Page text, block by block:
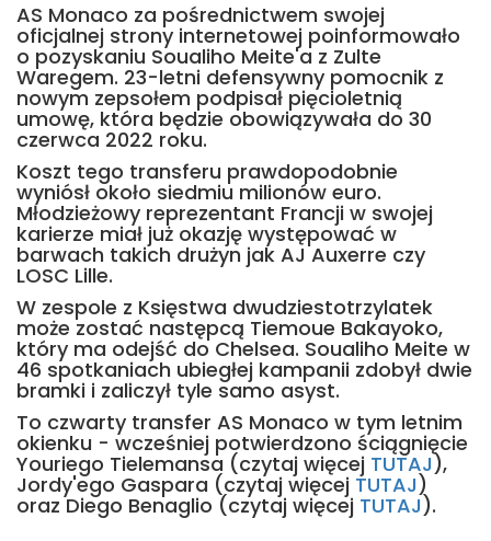
AS Monaco za pośrednictwem swojej
oficjalnej strony internetowej poinformowało
o pozyskaniu Soualiho Meite'a z Zulte
Waregem. 23-letni defensywny pomocnik z
nowym zepsołem podpisał pięcioletnią
umowę, która będzie obowiązywała do 30
czerwca 2022 roku.
Koszt tego transferu prawdopodobnie
wyniósł około siedmiu milionów euro.
Młodzieżowy reprezentant Francji w swojej
karierze miał już okazję występować w
barwach takich drużyn jak AJ Auxerre czy
LOSC Lille.
W zespole z Księstwa dwudziestotrzylatek
może zostać następcą Tiemoue Bakayoko,
który ma odejść do Chelsea. Soualiho Meite w
46 spotkaniach ubiegłej kampanii zdobył dwie
bramki i zaliczył tyle samo asyst.
To czwarty transfer AS Monaco w tym letnim
okienku - wcześniej potwierdzono ściągnięcie
Youriego Tielemansa (czytaj więcej TUTAJ),
Jordy'ego Gaspara (czytaj więcej TUTAJ)
oraz Diego Benaglio (czytaj więcej TUTAJ).